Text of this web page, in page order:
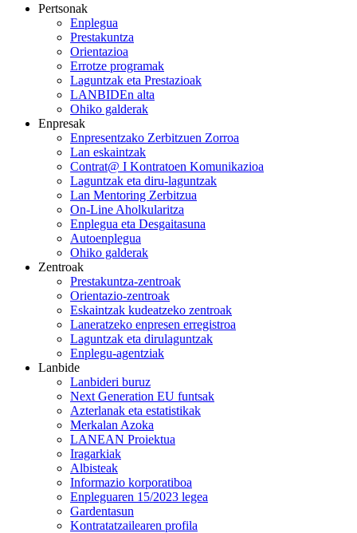
Pertsonak
Enplegua
Prestakuntza
Orientazioa
Errotze programak
Laguntzak eta Prestazioak
LANBIDEn alta
Ohiko galderak
Enpresak
Enpresentzako Zerbitzuen Zorroa
Lan eskaintzak
Contrat@ I Kontratoen Komunikazioa
Laguntzak eta diru-laguntzak
Lan Mentoring Zerbitzua
On-Line Aholkularitza
Enplegua eta Desgaitasuna
Autoenplegua
Ohiko galderak
Zentroak
Prestakuntza-zentroak
Orientazio-zentroak
Eskaintzak kudeatzeko zentroak
Laneratzeko enpresen erregistroa
Laguntzak eta dirulaguntzak
Enplegu-agentziak
Lanbide
Lanbideri buruz
Next Generation EU funtsak
Azterlanak eta estatistikak
Merkalan Azoka
LANEAN Proiektua
Iragarkiak
Albisteak
Informazio korporatiboa
Enpleguaren 15/2023 legea
Gardentasun
Kontratatzailearen profila